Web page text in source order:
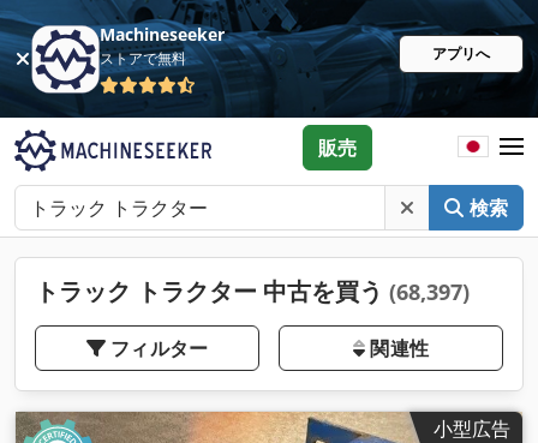
Machineseeker
ストアで無料 アプリへ
検索
販売
トラック トラクター 中古を買う (68,397)
フィルター 関連性
小型広告